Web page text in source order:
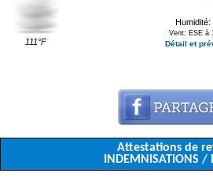
111°F
Humidité:
Vent: ESE à
Détail et
Attestations de
INDEMNISATIONS /